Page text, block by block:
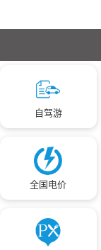
自驾游
全国电价